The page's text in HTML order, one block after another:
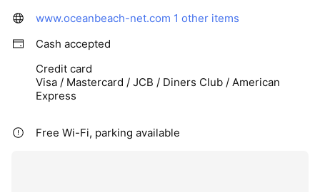
www.oceanbeach-net.com 1 other items
Cash accepted
Credit card
Visa / Mastercard / JCB / Diners Club / American
Express
Free Wi-Fi, parking available